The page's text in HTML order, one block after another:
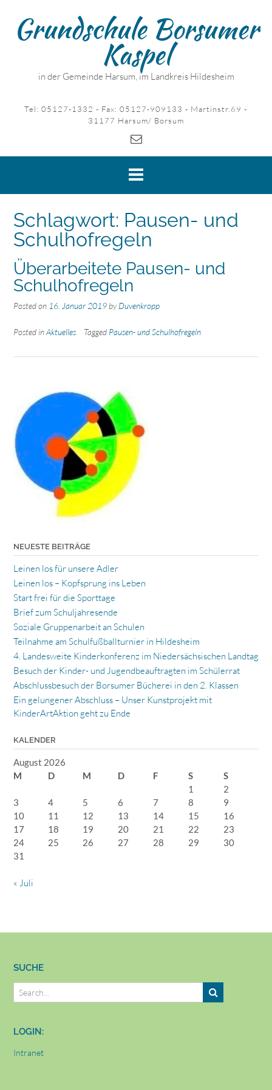
contentGrundschule Borsumer
Kaspel
in der Gemeinde Harsum, im Landkreis Hildesheim
Tel: 05127-1332 - Fax: 05127-909133 - Martinstr.69 -
31177 Harsum/ Borsum
Schlagwort: Pausen- und
Schulhofregeln
Überarbeitete Pausen- und
Schulhofregeln
Posted on 16. Januar 2019 byDuvenkropp
Posted inAktuelles Tagged Pausen- und Schulhofregeln
NEUESTE BEITRÄGE
Leinen los für unsere Adler
Leinen los – Kopfsprung ins Leben
Start frei für die Sporttage
Brief zum Schuljahresende
Soziale Gruppenarbeit an Schulen
Teilnahme am Schulfußballturnier in Hildesheim
4. Landesweite Kinderkonferenz im Niedersächsischen Landtag
Besuch der Kinder- und Jugendbeauftragten im Schülerrat
Abschlussbesuch der Borsumer Bücherei in den 2. Klassen
Ein gelungener Abschluss – Unser Kunstprojekt mit
KinderArtAktion geht zu Ende
KALENDER
August 2026
M
D M D F S
S
1
2
3
4 5 6 7 8
9
10
11 12 13 14 15
16
17
18 19 20 21 22
23
24
25 26 27 28 29
30
31
« Juli
SUCHE
LOGIN:
Intranet